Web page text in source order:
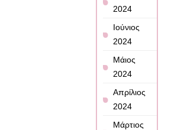
2024
Ιούνιος
2024
Μάιος
2024
Απρίλιος
2024
Μάρτιος